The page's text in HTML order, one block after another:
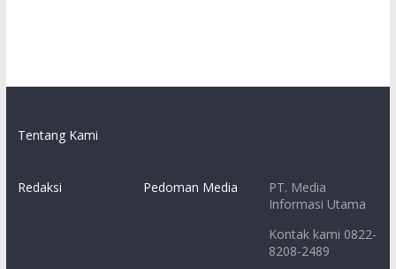
Tentang Kami
Redaksi Pedoman Media
PT. Media
Informasi Utama
Kontak kami 0822-
8208-2489